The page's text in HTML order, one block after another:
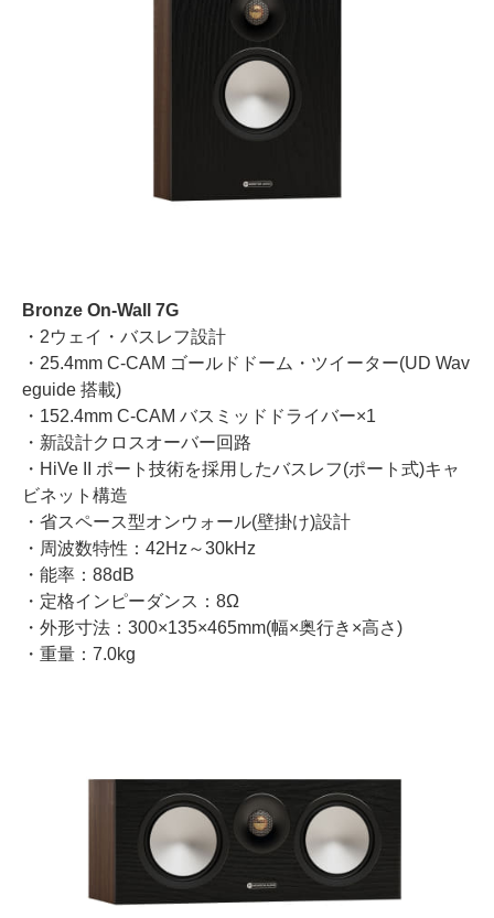
Bronze On-Wall 7G
・2ウェイ・バスレフ設計
・25.4mm C-CAM ゴールドドーム・ツイーター(UD Wav
eguide 搭載)
・152.4mm C-CAM バスミッドドライバー×1
・新設計クロスオーバー回路
・HiVe II ポート技術を採用したバスレフ(ポート式)キャ
ビネット構造
・省スペース型オンウォール(壁掛け)設計
・周波数特性：42Hz～30kHz
・能率：88dB
・定格インピーダンス：8Ω
・外形寸法：300×135×465mm(幅×奥行き×高さ)
・重量：7.0kg